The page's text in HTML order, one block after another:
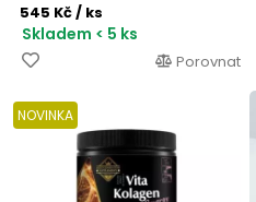
545 Kč/ ks
Skladem < 5 ks
Porovnat
NOVINKA